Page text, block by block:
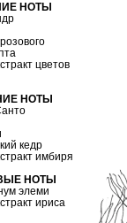
НОТЫ
цветов
НОТЫ
кедр
имбиря
НОТЫ
элеми
ириса